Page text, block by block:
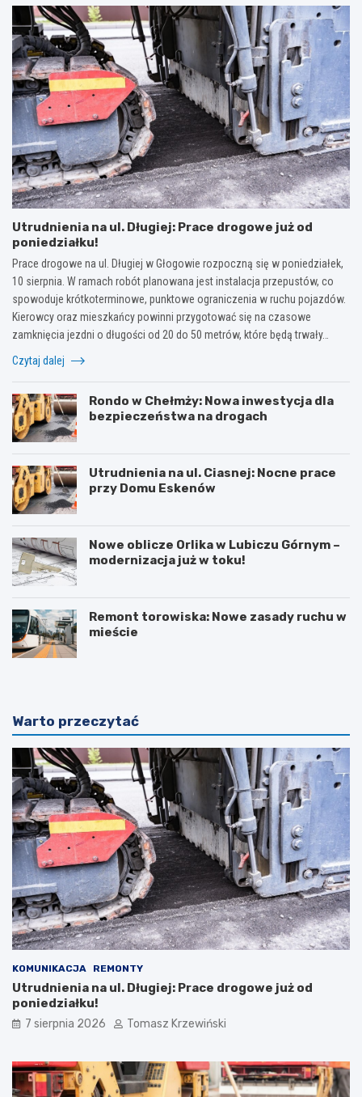
Utrudnienia na ul. Długiej: Prace drogowe już od
poniedziałku!
Prace drogowe na ul. Długiej w Głogowie rozpoczną się w poniedziałek,
10 sierpnia. W ramach robót planowana jest instalacja przepustów, co
spowoduje krótkoterminowe, punktowe ograniczenia w ruchu pojazdów.
Kierowcy oraz mieszkańcy powinni przygotować się na czasowe
zamknięcia jezdni o długości od 20 do 50 metrów, które będą trwały…
Czytaj dalej
Rondo w Chełmży: Nowa inwestycja dla
bezpieczeństwa na drogach
Utrudnienia na ul. Ciasnej: Nocne prace
przy Domu Eskenów
Nowe oblicze Orlika w Lubiczu Górnym –
modernizacja już w toku!
Remont torowiska: Nowe zasady ruchu w
mieście
Warto przeczytać
KOMUNIKACJA REMONTY
Utrudnienia na ul. Długiej: Prace drogowe już od
poniedziałku!
7 sierpnia 2026 Tomasz Krzewiński